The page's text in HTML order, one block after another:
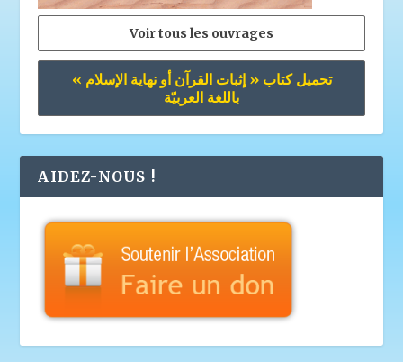
Voir tous les ouvrages
تحميل كتاب « إثبات القرآن أو نهاية الإسلام »
باللغة العربيّة
AIDEZ-NOUS !